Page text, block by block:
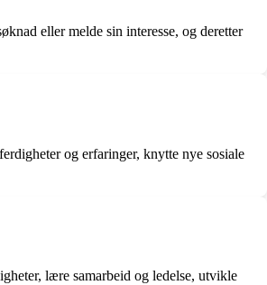
eller melde sin interesse, og deretter
og erfaringer, knytte nye sosiale
lære samarbeid og ledelse, utvikle